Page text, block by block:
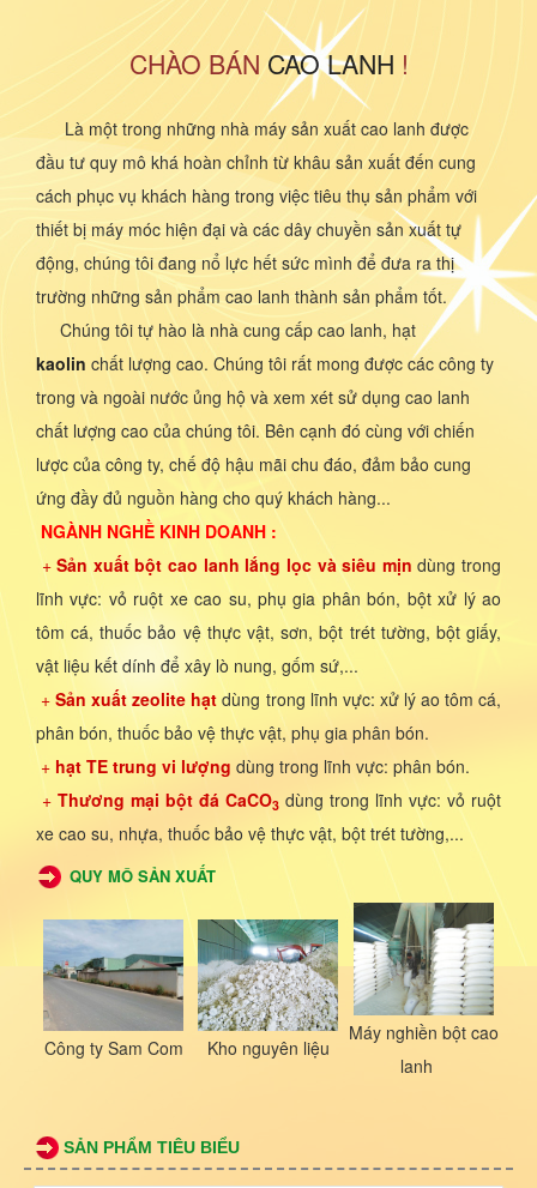
CHÀO BÁN CAO LANH !
Là một trong những nhà máy sản xuất cao lanh được
đầu tư quy mô khá hoàn chỉnh từ khâu sản xuất đến cung
cách phục vụ khách hàng trong việc tiêu thụ sản phẩm với
thiết bị máy móc hiện đại và các dây chuyền sản xuất tự
động, chúng tôi đang nổ lực hết sức mình để đưa ra thị
trường những sản phẩm cao lanh thành sản phẩm tốt.
Chúng tôi tự hào là nhà cung cấp cao lanh, hạt
kaolin chất lượng cao. Chúng tôi rất mong được các công ty
trong và ngoài nước ủng hộ và xem xét sử dụng cao lanh
chất lượng cao của chúng tôi. Bên cạnh đó cùng với chiến
lược của công ty, chế độ hậu mãi chu đáo, đảm bảo cung
ứng đầy đủ nguồn hàng cho quý khách hàng...
NGÀNH NGHỀ KINH DOANH :
+Sản xuất bột cao lanh lắng lọc và siêu mịn dùng trong
lĩnh vực: vỏ ruột xe cao su, phụ gia phân bón, bột xử lý ao
tôm cá, thuốc bảo vệ thực vật, sơn, bột trét tường, bột giấy,
vật liệu kết dính để xây lò nung, gốm sứ,...
+Sản xuất zeolite hạtdùng trong lĩnh vực: xử lý ao tôm cá,
phân bón, thuốc bảo vệ thực vật, phụ gia phân bón.
+ hạt TE trung vi lượng dùng trong lĩnh vực: phân bón.
+ Thương mại bột đá CaCO3 dùng trong lĩnh vực: vỏ ruột
xe cao su, nhựa, thuốc bảo vệ thực vật, bột trét tường,...
QUY MÔ SẢN XUẤT
Công ty Sam Com Kho nguyên liệu
Máy nghiền bột cao
lanh
SẢN PHẨM TIÊU BIỂU